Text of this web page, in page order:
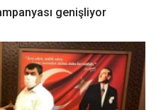
genişliyor